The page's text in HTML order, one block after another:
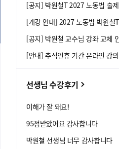
[공지] 박원철T 2027 노동법 출
[개강 안내] 2027 노동법 박원철
[공지] 박원철 교수님 강좌 교체
[안내] 추석연휴 기간 온라인 강
선생님 수강후기
이해가 잘 돼요!
95점받았어요 감사합니다
박원철 선생님 너무 감사합니다